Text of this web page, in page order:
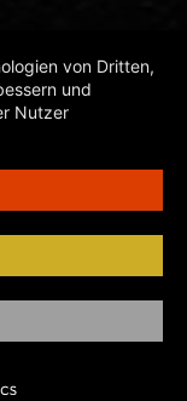
von Dritten,
und
Nutzer